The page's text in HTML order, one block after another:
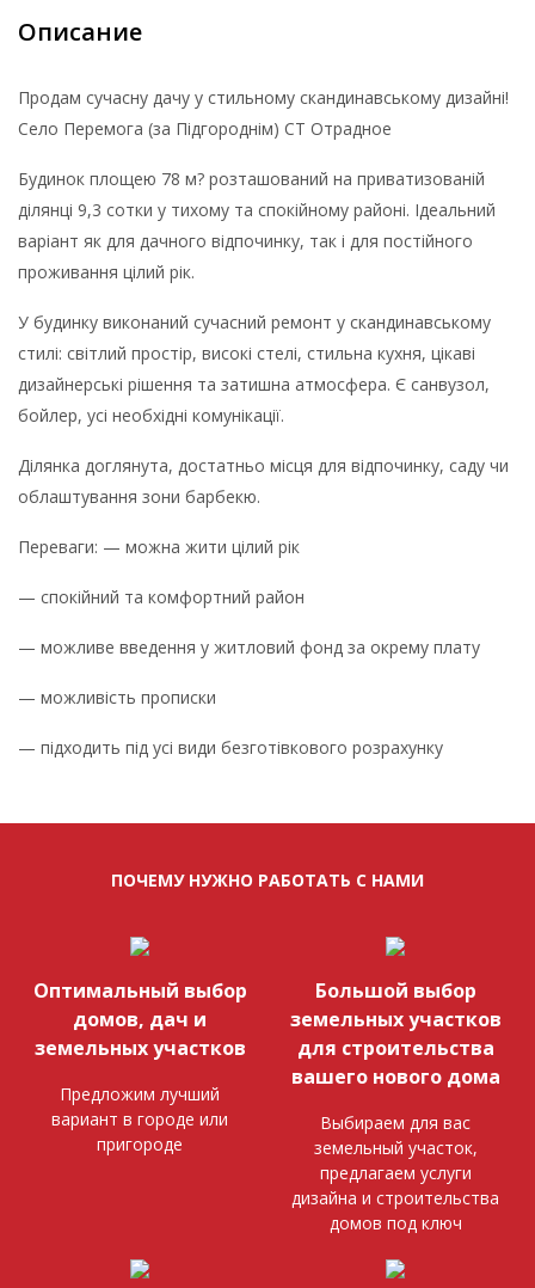
Описание
Продам сучасну дачу у стильному скандинавському дизайні!
Село Перемога (за Підгороднім) СТ Отрадное
Будинок площею 78 м? розташований на приватизованій
ділянці 9,3 сотки у тихому та спокійному районі. Ідеальний
варіант як для дачного відпочинку, так і для постійного
проживання цілий рік.
У будинку виконаний сучасний ремонт у скандинавському
стилі: світлий простір, високі стелі, стильна кухня, цікаві
дизайнерські рішення та затишна атмосфера. Є санвузол,
бойлер, усі необхідні комунікації.
Ділянка доглянута, достатньо місця для відпочинку, саду чи
облаштування зони барбекю.
Переваги: — можна жити цілий рік
— спокійний та комфортний район
— можливе введення у житловий фонд за окрему плату
— можливість прописки
— підходить під усі види безготівкового розрахунку
ПОЧЕМУ НУЖНО РАБОТАТЬ С НАМИ
Оптимальный выбор
домов, дач и
земельных участков
Предложим лучший
вариант в городе или
пригороде
Большой выбор
земельных участков
для строительства
вашего нового дома
Выбираем для вас
земельный участок,
предлагаем услуги
дизайна и строительства
домов под ключ